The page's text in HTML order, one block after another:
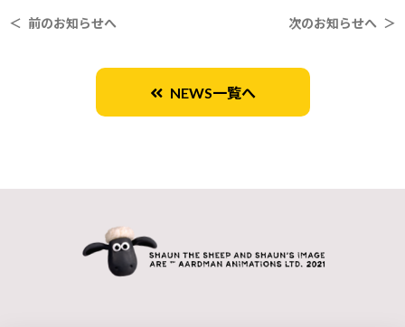
＜ 前のお知らせへ 次のお知らせへ ＞
NEWS一覧へ